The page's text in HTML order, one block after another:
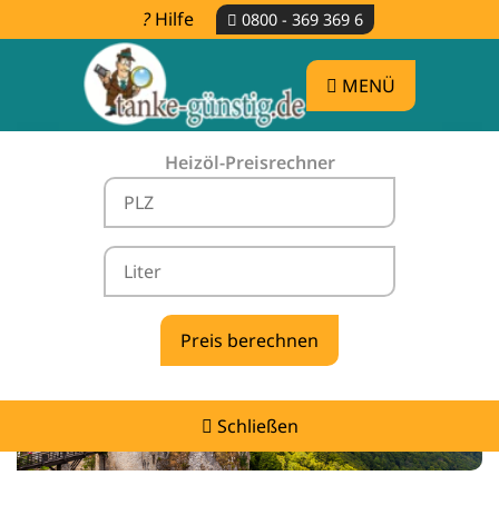
Hilfe 0800 - 369 369 6
MENÜ
Heizöl-Preisrechner
Schließen
Heizölpreise Großbettlingen -
vergleichen & günstig tanken